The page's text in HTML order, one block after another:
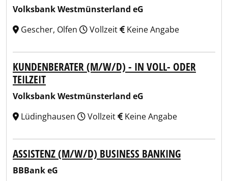
Volksbank Westmünsterland eG
Gescher, Olfen
Vollzeit Keine Angabe
KUNDENBERATER (M/W/D) - IN VOLL- ODER
TEILZEIT
Volksbank Westmünsterland eG
Lüdinghausen
Vollzeit Keine Angabe
ASSISTENZ (M/W/D) BUSINESS BANKING
BBBank eG